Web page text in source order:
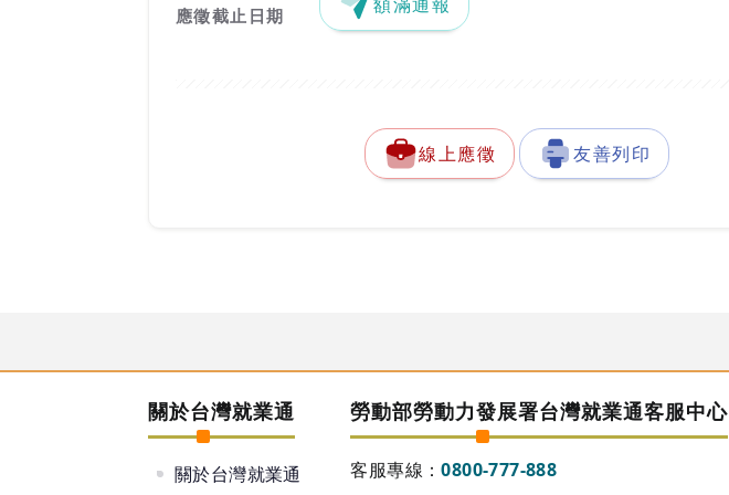
應徵截止日期
線上應徵 友善列印
關於台灣就業通
關於台灣就業通
勞動部勞動力發展署台灣就業通客服中心
客服專線：0800-777-888